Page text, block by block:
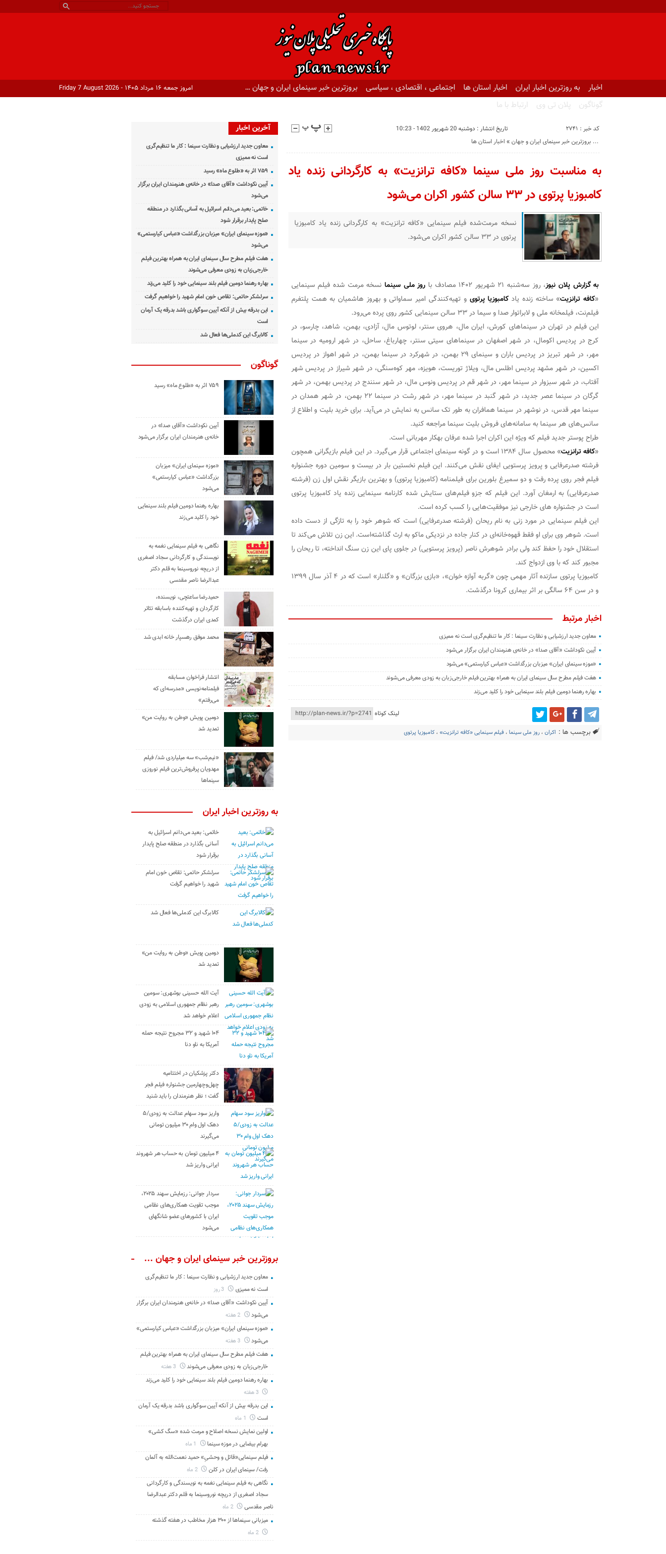
اخبار به روزترین اخبار ایران اخبار استان ها اجتماعی ، اقتصادی ، سیاسی
بروزترین خبر سینمای ایران و جهان …
گوناگون
پلان تی وی ارتباط با ما
امروز جمعه ۱۶ مرداد ۱۴۰۵ - Friday 7 August 2026
کد خبر : 2741
تاریخ انتشار : دوشنبه 20 شهریور 1402 - 10:23
اخبار استان ها « بروزترین خبر سینمای ایران و جهان ...
به مناسبت روز ملی سینما «کافه ترانزیت» به کارگردانی زنده یاد
کامبوزیا پرتوی در ۳۳ سالن کشور اکران می‌شود
نسخه مرمت‌شده فیلم سینمایی «کافه ترانزیت» به کارگردانی زنده یاد کامبوزیا
پرتوی در ۳۳ سالن کشور اکران می‌شود.
به گزارش پلان نیوز، روز سه‌شنبه ۲۱ شهریور ۱۴۰۲ مصادف با روز ملی سینما نسخه مرمت شده فیلم سینمایی
«کافه ترانزیت» ساخته زنده یادکامبوزیا پرتوی و تهیه‌کنندگی امیر سماواتی و بهروز هاشمیان به همت پلتفرم
فیلم‌نت، فیلمخانه ملی و لابراتوار صدا و سیما در ۳۳ سالن سینمایی کشور روی پرده می‌رود.
این فیلم در تهران در سینماهای کورش، ایران مال، هروی سنتر، لوتوس مال، آزادی، بهمن، شاهد، چارسو، در
کرج در پردیس اکومال، در شهر اصفهان در سینماهای سیتی سنتر، چهارباغ، ساحل، در شهر ارومیه در سینما
مهر، در شهر تبریز در پردیس باران و سینمای ۲۹ بهمن، در شهرکرد در سینما بهمن، در شهر اهواز در پردیس
اکسین، در شهر مشهد پردیس اطلس مال، ویلاژ توریست، هویزه، مهر کوه‌سنگی، در شهر شیراز در پردیس شهر
آفتاب، در شهر سبزوار در سینما مهر، در شهر قم در پردیس ونوس مال، در شهر سنندج در پردیس بهمن، در شهر
گرگان در سینما عصر جدید، در شهر گنبد در سینما مهر، در شهر رشت در سینما ۲۲ بهمن، در شهر همدان در
سینما مهر قدس، در نوشهر در سینما همافران به طور تک سانس به نمایش در می‌آید. برای خرید بلیت و اطلاع از
سانس‌های هر سینما به سامانه‌های فروش بلیت سینما مراجعه کنید.
طراح پوستر جدید فیلم که ویژه این اکران اجرا شده عرفان بهکار مهربانی است.
«کافه ترانزیت
» محصول سال ۱۳۸۴ است و در گونه سینمای اجتماعی قرار می‌گیرد. در این فیلم بازیگرانی همچون
فرشته صدرعرفایی و پرویز پرستویی ایفای نقش می‌کنند. این فیلم نخستین بار در بیست و سومین دوره جشنواره
فیلم فجر روی پرده رفت و دو سمیرغ بلورین برای فیلمنامه (کامبوزیا پرتوی) و بهترین بازیگر نقش اول زن (فرشته
صدرعرفایی) به ارمغان آورد. این فیلم که جزو فیلم‌های ستایش شده کارنامه سینمایی زنده یاد کامبوزیا پرتوی
است در جشنواره های خارجی نیز موفقیت‌هایی را کسب کرده است.
این فیلم سینمایی در مورد زنی به نام ریحان (فرشته صدرعرفایی) است که شوهر خود را به تازگی از دست داده
‌است. شوهر وی برای او فقط قهوه‌خانه‌ای در کنار جاده در نزدیکی ماکو به ارث گذاشته‌است. این زن تلاش می‌کند تا
استقلال خود را حفظ کند ولی برادر شوهرش ناصر (پرویز پرستویی) در جلوی پای این زن سنگ انداخته، تا ریحان را
مجبور کند که با وی ازدواج کند.
کامبوزیا پرتوی سازنده آثار مهمی چون «گربه آوازه خوان»، «بازی بزرگان» و «گلنار» است که در ۴ آذر سال ۱۳۹۹
و در سن ۶۴ سالگی بر اثر بیماری کرونا درگذشت.
اخبار مرتبط
معاون جدید ارزشیابی و نظارت سینما : کار ما تنظیم‌گری است نه ممیزی
آیین نکوداشت «آقای صدا» در خانه‌ی هنرمندان ایران برگزار می‌شود
«موزه سینمای ایران» میزبان بزرگداشت «عباس کیارستمی» می‌شود
هفت فیلم مطرح سال سینمای ایران به همراه بهترین فیلم خارجی‌زبان به زودی معرفی می‌شوند
بهاره رهنما دومین فیلم بلند سینمایی خود را کلید می‌زند
لینک کوتاه
برچسب ها : اکران ، روز ملی سینما ، فیلم سینمایی «کافه ترانزیت» ، کامبوزیا پرتوی
آخرین اخبار
معاون جدید ارزشیابی و نظارت سینما : کار ما تنظیم‌گری
است نه ممیزی
۷۵۹ اثر به «طلوع ماه» رسید
آیین نکوداشت «آقای صدا» در خانه‌ی هنرمندان ایران برگزار
می‌شود
خاتمی: بعید می‌دانم اسرائیل به آسانی بگذارد در منطقه
صلح پایدار برقرار شود
«موزه سینمای ایران» میزبان بزرگداشت «عباس کیارستمی»
می‌شود
هفت فیلم مطرح سال سینمای ایران به همراه بهترین فیلم
خارجی‌زبان به زودی معرفی می‌شوند
بهاره رهنما دومین فیلم بلند سینمایی خود را کلید می‌زند
سرلشکر حاتمی: تقاص خون امام شهید را خواهیم گرفت
این بدرقه بیش از آنکه آیین سوگواری باشد بدرقه یک آرمان
است
کالابرگ این کدملی‌ها فعال شد
گوناگون
۷۵۹ اثر به «طلوع ماه» رسید
آیین نکوداشت «آقای صدا» در
خانه‌ی هنرمندان ایران برگزار می‌شود
«موزه سینمای ایران» میزبان
بزرگداشت «عباس کیارستمی»
می‌شود
بهاره رهنما دومین فیلم بلند سینمایی
خود را کلید می‌زند
نگاهی به فیلم سینمایی نغمه به
نویسندگی و کارگردانی سجاد اصغری
از دریچه نوروسینما به قلم دکتر
عبدالرضا ناصر مقدسی
حمیدرضا ساعتچی، نویسنده،
کارگردان و تهیه‌کننده باسابقه تئاتر
کمدی ایران درگذشت
محمد موفق رهسپار خانه ابدی شد
انتشار فراخوان مسابقه
فیلمنامه‌نویسی «مدرسه‌ای که
می‌رفتم»
دومین پویش «وطن به روایت من»
تمدید شد
«نیم‌شب» سه میلیاردی شد/ فیلم
مهدویان پرفروش‌ترین فیلم نوروزی
سینماها
به روزترین اخبار ایران
خاتمی: بعید می‌دانم اسرائیل به
آسانی بگذارد در منطقه صلح پایدار
برقرار شود
سرلشکر حاتمی: تقاص خون امام
شهید را خواهیم گرفت
کالابرگ این کدملی‌ها فعال شد
دومین پویش «وطن به روایت من»
تمدید شد
آیت الله حسینی بوشهری: سومین
رهبر نظام جمهوری اسلامی به زودی
اعلام خواهد شد
۱۰۴ شهید و ۳۲ مجروح نتیجه حمله
آمریکا به ناو دنا
دکتر پزشکیان در اختتامیه
چهل‌وچهارمین جشنواره فیلم فجر
گفت ؛ نظر هنرمندان را باید شنید
واریز سود سهام عدالت به زودی/۵
دهک اول وام ۳۰ میلیون تومانی
می‌گیرند
۴ میلیون تومان به حساب هر شهروند
ایرانی واریز شد
سردار جوانی: رزمایش سهند ۲۰۲۵،
موجب تقویت همکاری‌های نظامی
ایران با کشور‌های عضو شانگهای
می‌شود
بروزترین خبر سینمای ایران و جهان ...
معاون جدید ارزشیابی و نظارت سینما : کار ما تنظیم‌گری
است نه ممیزی
آیین نکوداشت «آقای صدا» در خانه‌ی هنرمندان ایران برگزار
می‌شود
2 هفته
«موزه سینمای ایران» میزبان بزرگداشت «عباس کیارستمی»
می‌شود
3 هفته
هفت فیلم مطرح سال سینمای ایران به همراه بهترین فیلم
خارجی‌زبان به زودی معرفی می‌شوند
3 هفته
بهاره رهنما دومین فیلم بلند سینمایی خود را کلید می‌زند
3 هفته
این بدرقه بیش از آنکه آیین سوگواری باشد بدرقه یک آرمان
است
اولین نمایش نسخه اصلاح و مرمت شده «سگ کشی»
بهرام بیضایی در موزه سینما
فیلم سینمایی«قاتل و وحشیِ» حمید نعمت‌الله به آلمان
رفت/ سینمای ایران در کلن
2 ماه
نگاهی به فیلم سینمایی نغمه به نویسندگی و کارگردانی
سجاد اصغری از دریچه نوروسینما به قلم دکتر عبدالرضا
ناصر مقدسی
2 ماه
میزبانی سینماها از ۳۰۰ هزار مخاطب در هفته گذشته
2 ماه